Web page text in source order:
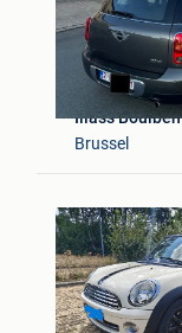
Iliass Boulben
Brussel